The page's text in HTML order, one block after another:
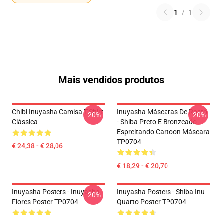
1 / 1
Mais vendidos produtos
Chibi Inuyasha Camisa T-Shirt
Clássica
€ 24,38 - € 28,06
-20%
Inuyasha Máscaras De Rosto
- Shiba Preto E Bronzeado
Espreitando Cartoon Máscara
TP0704
€ 18,29 - € 20,70
-20%
Inuyasha Posters - Inuyasha
Flores Poster TP0704
-20%
Inuyasha Posters - Shiba Inu
Quarto Poster TP0704